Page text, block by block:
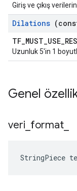
Giriş ve çıkış
Dilations
Uzunluk 5'in 1
Genel
veri format
StringPiece